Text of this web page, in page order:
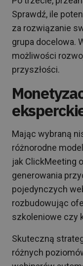
Sprawdź, ile
za rozwiązanie
grupa docelowa.
możliwości
przyszłości.
Mając wybraną
różnorodne
jak ClickMeeting
generowania
pojedynczych
rozbudowując
szkoleniowe czy
Skuteczną
różnych